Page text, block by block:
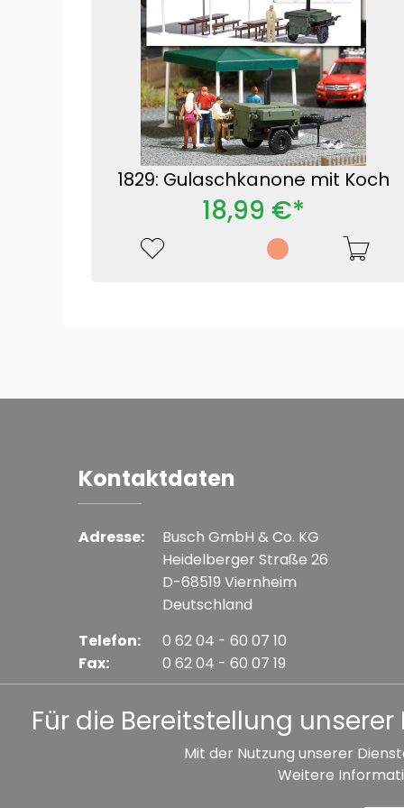
1829: Gulaschkanone mit Koch
18,99 €*
Kontaktdaten
Adresse:
Busch GmbH & Co. KG
Heidelberger Straße 26
D-68519 Viernheim
Deutschland
Telefon:
Fax:
0 62 04 - 60 07 10
0 62 04 - 60 07 19
Für die Bereitstellung
Mit der Nutzung unserer
Weitere